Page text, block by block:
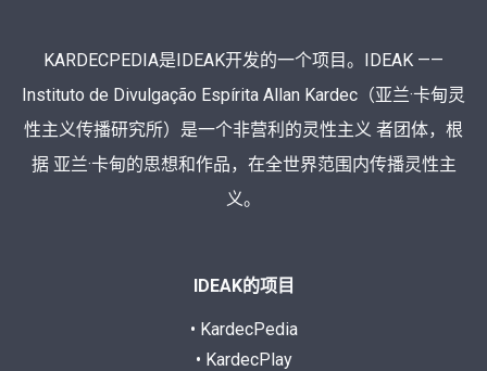
KARDECPEDIA是IDEAK开发的一个项目。IDEAK ——
Instituto de Divulgação Espírita Allan Kardec（亚兰·卡甸灵
性主义传播研究所）是一个非营利的灵性主义 者团体，根
据 亚兰·卡甸的思想和作品，在全世界范围内传播灵性主
义。
IDEAK的项目
• KardecPedia
• KardecPlay